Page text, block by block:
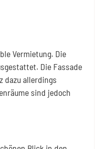
Vermietung. Die
Die Fassade
dazu allerdings
sind jedoch